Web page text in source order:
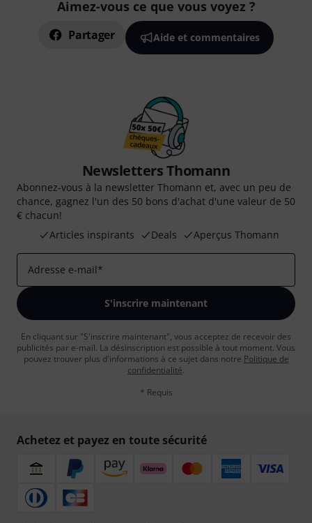
Aimez-vous ce que vous voyez ?
Partager Aide et commentaires
Newsletters Thomann
Abonnez-vous à la newsletter Thomann et, avec un peu de
chance, gagnez l'un des 50 bons d'achat d'une valeur de 50
€ chacun!
Articles inspirants
Deals Aperçus Thomann
Adresse e-mail*
S'inscrire maintenant
En cliquant sur "S'inscrire maintenant", vous acceptez de recevoir des
publicités par e-mail. La désinscription est possible à tout moment. Vous
pouvez trouver plus d'informations à ce sujet dans notre Politique de
confidentialité.
* Requis
Achetez et payez en toute sécurité